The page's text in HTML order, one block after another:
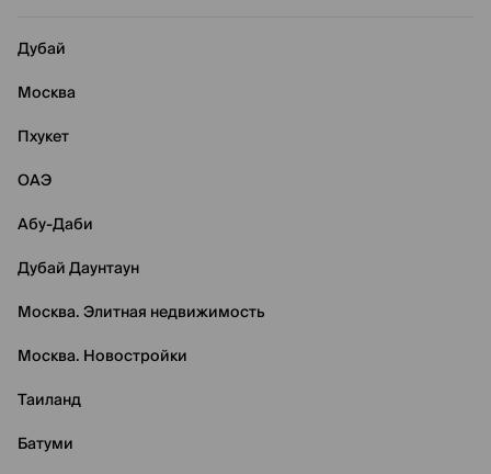
Дубай
Москва
Пхукет
ОАЭ
Абу-Даби
Дубай Даунтаун
Москва. Элитная недвижимость
Москва. Новостройки
Таиланд
Батуми